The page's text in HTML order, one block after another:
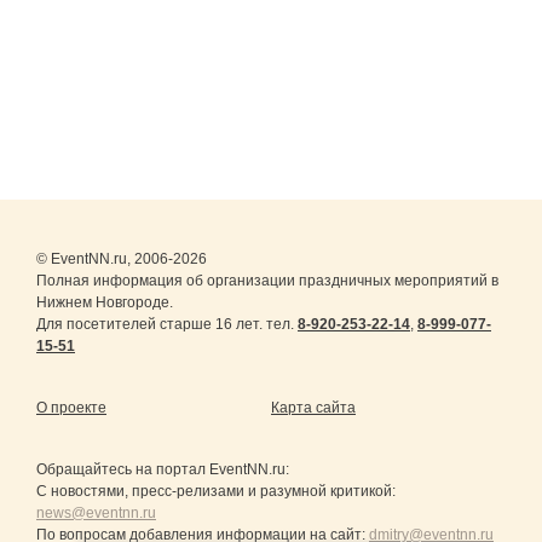
© EventNN.ru, 2006-2026
Полная информация об организации праздничных мероприятий в
Нижнем Новгороде.
Для посетителей старше 16 лет. тел. 8-920-253-22-14, 8-999-077-
15-51
О проекте Карта сайта
Обращайтесь на портал EventNN.ru:
С новостями, пресс-релизами и разумной критикой:
news@eventnn.ru
По вопросам добавления информации на сайт: dmitry@eventnn.ru